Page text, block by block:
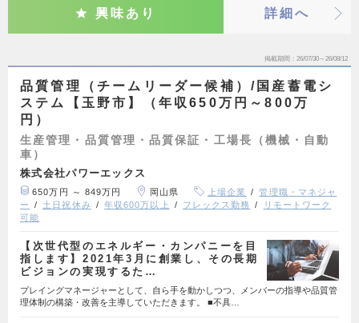
興味あり 詳細へ
掲載期間 26/07/30～26/08/12
品質管理（チームリーダー候補）/国産蓄電シ
ステム【玉野市】（年収650万円～800万
円）
生産管理・品質管理・品質保証・工場長（機械・自動
車）
株式会社パワーエックス
650万円 ～ 849万円 岡山県 上場企業
管理職・マネジャ
ー
土日祝休み 年収600万以上 フレックス勤務
リモートワーク
可能
【次世代型のエネルギー・カンパニーを目
指します】2021年3月に創業し、その長期
ビジョンの実現するた…
プレイングマネージャーとして、自ら手を動かしつつ、メンバーの指導や品質管
理体制の構築・改善を主導していただきます。 ■不具…